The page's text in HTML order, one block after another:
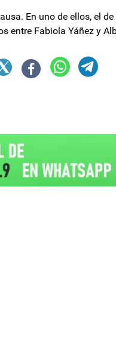
En uno de ellos, el
entre Fabiola Yáñez y